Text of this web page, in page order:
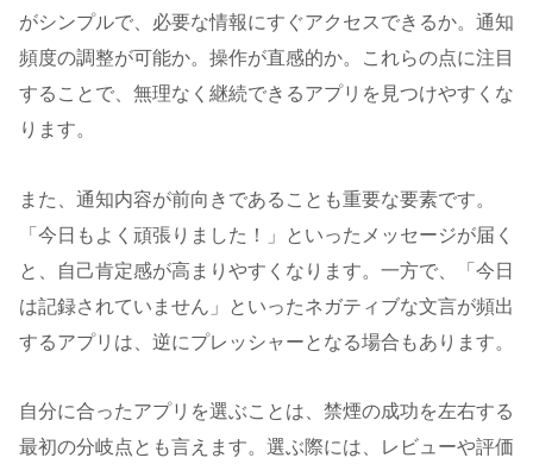
がシンプルで、必要な情報にすぐアクセスできるか。通知
頻度の調整が可能か。操作が直感的か。これらの点に注目
することで、無理なく継続できるアプリを見つけやすくな
ります。
また、通知内容が前向きであることも重要な要素です。
「今日もよく頑張りました！」といったメッセージが届く
と、自己肯定感が高まりやすくなります。一方で、「今日
は記録されていません」といったネガティブな文言が頻出
するアプリは、逆にプレッシャーとなる場合もあります。
自分に合ったアプリを選ぶことは、禁煙の成功を左右する
最初の分岐点とも言えます。選ぶ際には、レビューや評価